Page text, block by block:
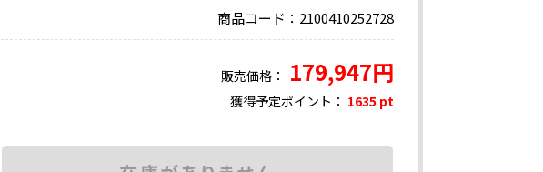
商品コード：2100410252728
販売価格： 179,947円
獲得予定ポイント： 1635 pt